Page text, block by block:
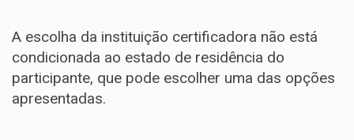
A escolha da instituição certificadora não está
condicionada ao estado de residência do
participante, que pode escolher uma das opções
apresentadas.